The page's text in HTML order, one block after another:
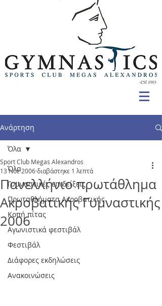
Ανάρτηση
Όλα
Γυμναστικές επιδείξεις
Πρωταθλήματα Ακροβατικής
Κοπή πίτας
Αγωνιστικά φεστιβάλ
Φεστιβάλ
Διάφορες εκδηλώσεις
Ανακοινώσεις
Όλα
Πανελλήνιο πρωτάθλημα
Ακροβατικής Γυμναστικής
2006
Sport Club Megas Alexandros
13 Νοε 2006διαβάστηκε 1 λεπτά